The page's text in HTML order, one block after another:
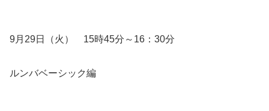
9月29日（火） 15時45分～16：30分
ルンバベーシック編